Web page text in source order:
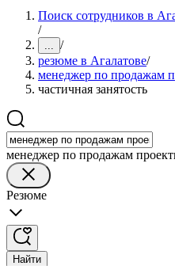
Поиск сотрудников в
/
... /
резюме в Агалатове/
менеджер по продажам
частичная занятость
менеджер по продажам
Резюме
Найти